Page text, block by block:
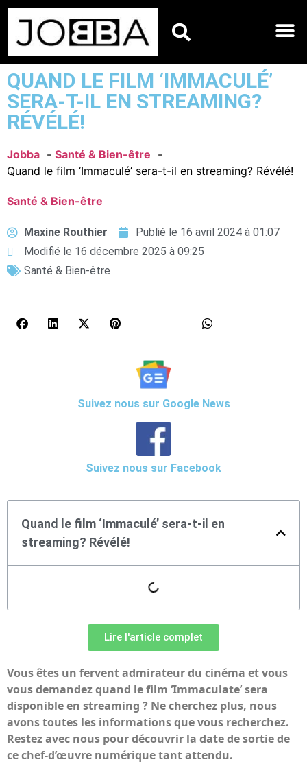
QUAND LE FILM ‘IMMACULÉ’
SERA-T-IL EN STREAMING?
RÉVÉLÉ!
Jobba
Santé & Bien-être
Quand le film ‘Immaculé’ sera-t-il en streaming? Révélé!
Santé & Bien-être
Maxine Routhier Publié le 16 avril 2024 à 01:07
Modifié le 16 décembre 2025 à 09:25
Santé & Bien-être
Suivez nous sur Google News
Suivez nous sur Facebook
Quand le film ‘Immaculé’ sera-t-il en
streaming? Révélé!
Lire l'article complet
Vous êtes un fervent admirateur du cinéma et vous
vous demandez quand le film ‘Immaculate’ sera
disponible en streaming ? Ne cherchez plus, nous
avons toutes les informations que vous recherchez.
Restez avec nous pour découvrir la date de sortie de
ce chef-d’œuvre numérique tant attendu.